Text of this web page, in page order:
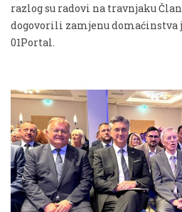
razlog su radovi na travnjaku
dogovorili zamjenu domaćinstva
01Portal.